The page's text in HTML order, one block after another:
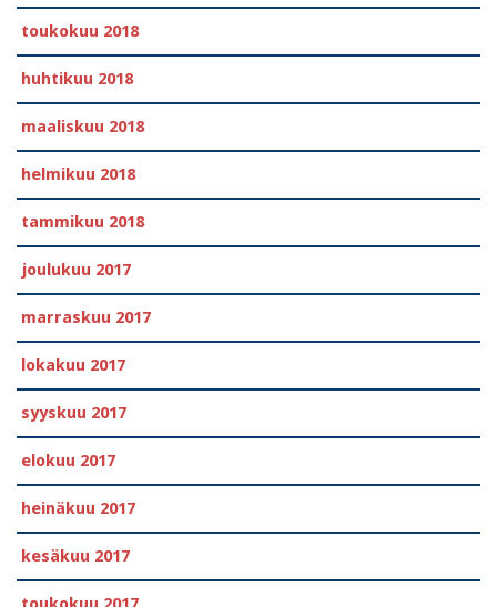
toukokuu 2018
huhtikuu 2018
maaliskuu 2018
helmikuu 2018
tammikuu 2018
joulukuu 2017
marraskuu 2017
lokakuu 2017
syyskuu 2017
elokuu 2017
heinäkuu 2017
kesäkuu 2017